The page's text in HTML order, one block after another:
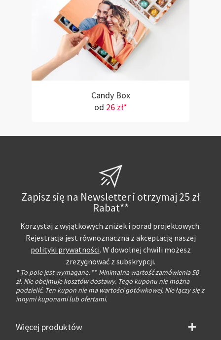
Candy Box
od 26 zł*
Zapisz się na Newsletter i otrzymaj 25 zł
Rabat**
Korzystaj z wyjątkowych zniżek i porad projektowych.
Rejestracja jest równoznaczna z akceptacją naszej
polityki prywatności. W dowolnej chwili możesz
zrezygnować z subskrypcji.
* To pole jest wymagane. ** Minimalna wartość zamówienia 50
zł. Nie obejmuje kosztów dostawy. Tego kuponu nie można
podzielić. Ten kupon nie ma wartości gotówkowej. Nie łączy się z
innymi kuponami lub ofertami.
Więcej produktów